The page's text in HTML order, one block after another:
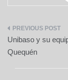
de
entradas
Unibaso y su
Quequén